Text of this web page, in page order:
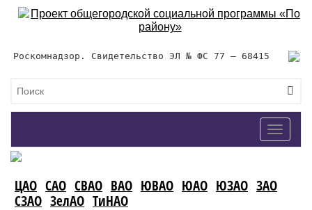
Роскомнадзор. Свидетельство ЭЛ № ФС 77 – 68415
Toggle
ЦАО САО СВАО ВАО ЮВАО ЮАО ЮЗАО ЗАО
СЗАО ЗелАО ТиНАО